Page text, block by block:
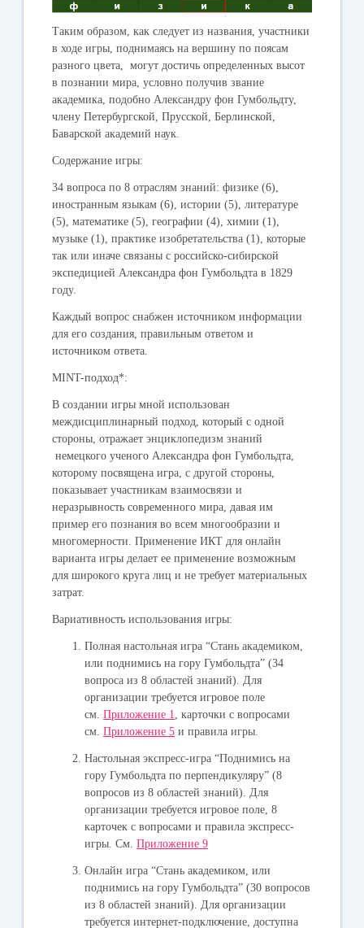
Таким образом, как следует из названия, участники
в ходе игры, поднимаясь на вершину по поясам
разного цвета, могут достичь определенных высот
в познании мира, условно получив звание
академика, подобно Александру фон Гумбольдту,
члену Петербургской, Прусской, Берлинской,
Баварской академий наук.
Содержание игры:
34 вопроса по 8 отраслям знаний: физике (6),
иностранным языкам (6), истории (5), литературе
(5), математике (5), географии (4), химии (1),
музыке (1), практике изобретательства (1), которые
так или иначе связаны с российско-сибирской
экспедицией Александра фон Гумбольдта в 1829
году.
Каждый вопрос снабжен источником информации
для его создания, правильным ответом и
источником ответа.
MINT-подход*:
В создании игры мной использован
междисциплинарный подход, который с одной
стороны, отражает энциклопедизм знаний
немецкого ученого Александра фон Гумбольдта,
которому посвящена игра, с другой стороны,
показывает участникам взаимосвязи и
неразрывность современного мира, давая им
пример его познания во всем многообразии и
многомерности. Применение ИКТ для онлайн
варианта игры делает ее применение возможным
для широкого круга лиц и не требует материальных
затрат.
Вариативность использования игры:
Полная настольная игра “Стань академиком,
или поднимись на гору Гумбольдта” (34
вопроса из 8 областей знаний). Для
организации требуется игровое поле
см.Приложение 1, карточки с вопросами
см.Приложение 5 и правила игры.
Настольная экспресс-игра “Поднимись на
гору Гумбольдта по перпендикуляру” (8
вопросов из 8 областей знаний). Для
организации требуется игровое поле, 8
карточек с вопросами и правила экспресс-
игры. См.Приложение 9
Онлайн игра “Стань академиком, или
поднимись на гору Гумбольдта” (30 вопросов
из 8 областей знаний). Для организации
требуется интернет-подключение, доступна